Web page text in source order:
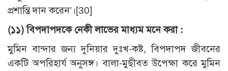
প্রশান্তি দান করেন’।[30]
(১১) বিপদাপদকে নেকী লাভের মাধ্যম মনে করা :
মুমিন বান্দার জন্য দুনিয়ার দুঃখ-কষ্ট, বিপদাপদ জীবনের
একটি অপরিহার্য অনুসঙ্গ। বালা-মুছীবত উপেক্ষা করে মুমিন